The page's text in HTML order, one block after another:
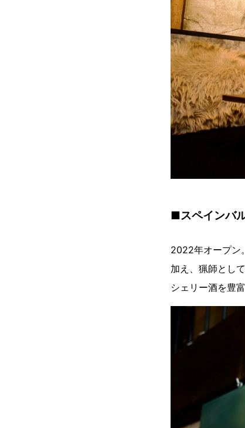
■スペインバ
2022年オープン
加え、猟師とし
シェリー酒を豊